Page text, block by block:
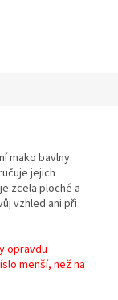
mako bavlny.
jejich
zcela ploché a
vzhled ani při
opravdu
menší, než na